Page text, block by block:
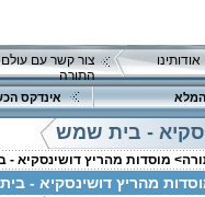
אודותינו
צור קשר עם עולם
התורה
המלא אינדקס
- בית שמש
מוסדות מהריץ דושינסקיא
מהריץ דושינסקיא -